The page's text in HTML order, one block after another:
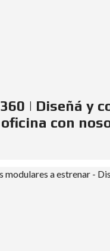
| Diseñá y
con